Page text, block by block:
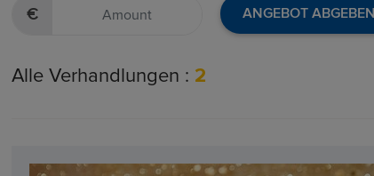
€ ANGEBOT ABGEBEN
Alle Verhandlungen : 2